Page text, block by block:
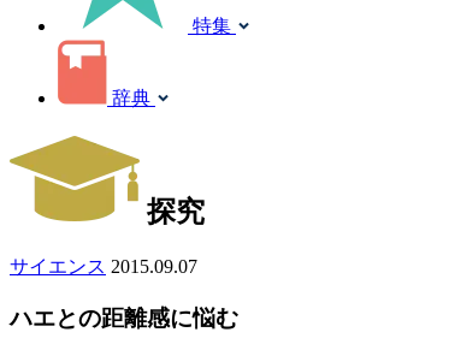
特集
辞典
探究
サイエンス 2015.09.07
ハエとの距離感に悩む